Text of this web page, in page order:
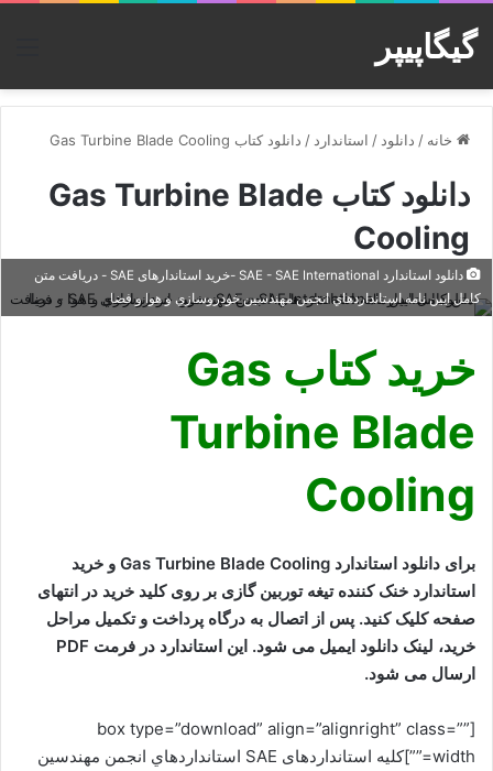
گیگاپیپر
خانه / دانلود / استاندارد / دانلود کتاب Gas Turbine Blade Cooling
دانلود کتاب Gas Turbine Blade
Cooling
دانلود استاندارد SAE - SAE International -خرید استاندارهای SAE - دریافت متن
کامل ایین نامه استانداردهاي انجمن مهندسين خودروسازي و هوا و فضا
خرید کتاب Gas
Turbine Blade
Cooling
برای دانلود استاندارد Gas Turbine Blade Cooling و خرید
استاندارد خنک کننده تیغه توربین گازی بر روی کلید خرید در انتهای
صفحه کلیک کنید. پس از اتصال به درگاه پرداخت و تکمیل مراحل
خرید، لینک دانلود ایمیل می شود. این استاندارد در فرمت PDF
ارسال می شود.
[box type=”download” align=”alignright” class=””
width=””]کلیه استانداردهای SAE
استانداردهاي انجمن مهندسين